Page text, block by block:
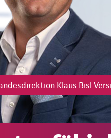
Klaus Bisl